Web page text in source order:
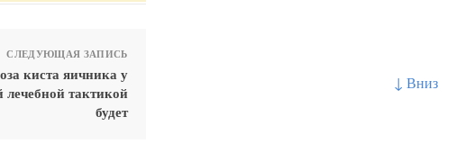
↓ Вниз
СЛЕДУЮЩАЯ ЗАПИСЬ
киста яичника у
тактикой
будет